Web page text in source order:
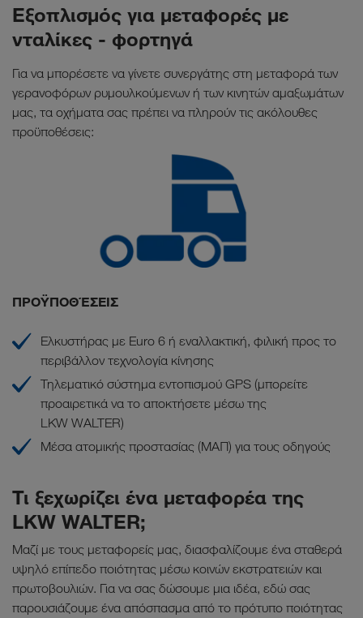
Εξοπλισμός για μεταφορές με
νταλίκες - φορτηγά
Για να μπορέσετε να γίνετε συνεργάτης στη μεταφορά των
γερανοφόρων ρυμουλκούμενων ή των κινητών αμαξωμάτων
μας, τα οχήματα σας πρέπει να πληρούν τις ακόλουθες
προϋποθέσεις:
ΠΡΟΫΠΟΘΈΣΕΙΣ
Ελκυστήρας με Euro 6 ή εναλλακτική, φιλική προς το
περιβάλλον τεχνολογία κίνησης
Τηλεματικό σύστημα εντοπισμού GPS (μπορείτε
προαιρετικά να το αποκτήσετε μέσω της
LKW WALTER)
Μέσα ατομικής προστασίας (ΜΑΠ) για τους οδηγούς
Τι ξεχωρίζει ένα μεταφορέα της
LKW WALTER;
Μαζί με τους μεταφορείς μας, διασφαλίζουμε ένα σταθερά
υψηλό επίπεδο ποιότητας μέσω κοινών εκστρατειών και
πρωτοβουλιών. Για να σας δώσουμε μια ιδέα, εδώ σας
παρουσιάζουμε ένα απόσπασμα από το πρότυπο ποιότητας